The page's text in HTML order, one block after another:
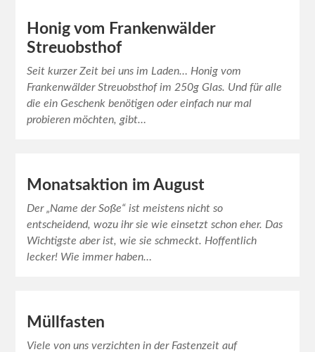
Honig vom Frankenwälder
Streuobsthof
Seit kurzer Zeit bei uns im Laden… Honig vom
Frankenwälder Streuobsthof im 250g Glas. Und für alle
die ein Geschenk benötigen oder einfach nur mal
probieren möchten, gibt…
Monatsaktion im August
Der „Name der Soße“ ist meistens nicht so
entscheidend, wozu ihr sie wie einsetzt schon eher. Das
Wichtigste aber ist, wie sie schmeckt. Hoffentlich
lecker! Wie immer haben…
Müllfasten
Viele von uns verzichten in der Fastenzeit auf